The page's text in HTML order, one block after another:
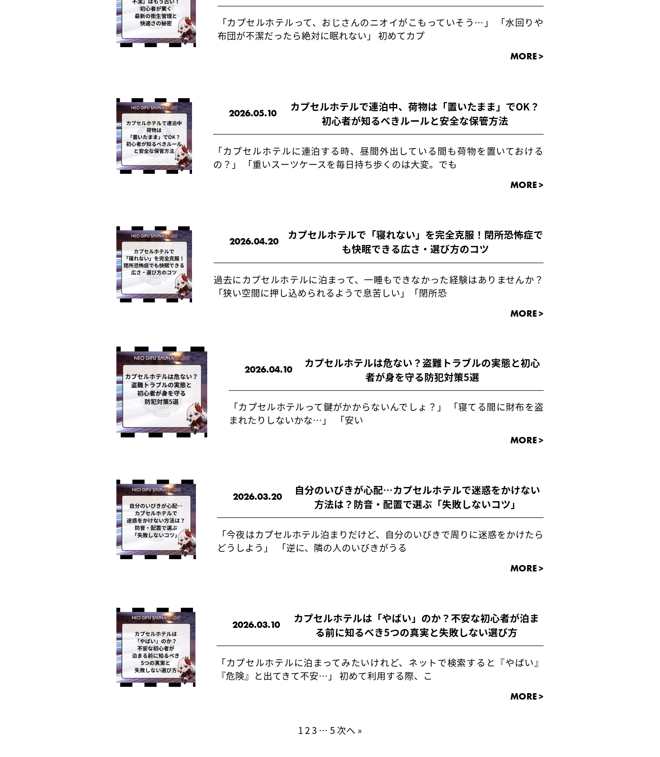
「カプセルホテルって、おじさんのニオイがこもっていそう…」 「水回りや
布団が不潔だったら絶対に眠れない」 初めてカプ
MORE >
2026.05.10
カプセルホテルで連泊中、荷物は「置いたまま」でOK？
初心者が知るべきルールと安全な保管方法
「カプセルホテルに連泊する時、昼間外出している間も荷物を置いておける
の？」 「重いスーツケースを毎日持ち歩くのは大変。でも
MORE >
2026.04.20
カプセルホテルで「寝れない」を完全克服！閉所恐怖症で
も快眠できる広さ・選び方のコツ
過去にカプセルホテルに泊まって、一睡もできなかった経験はありませんか？
「狭い空間に押し込められるようで息苦しい」「閉所恐
MORE >
2026.04.10
カプセルホテルは危ない？盗難トラブルの実態と初心
者が身を守る防犯対策5選
「カプセルホテルって鍵がかからないんでしょ？」 「寝てる間に財布を盗
まれたりしないかな…」 「安い
MORE >
2026.03.20
自分のいびきが心配…カプセルホテルで迷惑をかけない
方法は？防音・配置で選ぶ「失敗しないコツ」
「今夜はカプセルホテル泊まりだけど、自分のいびきで周りに迷惑をかけたら
どうしよう」 「逆に、隣の人のいびきがうる
MORE >
2026.03.10
カプセルホテルは「やばい」のか？不安な初心者が泊ま
る前に知るべき5つの真実と失敗しない選び方
「カプセルホテルに泊まってみたいけれど、ネットで検索すると『やばい』
『危険』と出てきて不安…」 初めて利用する際、こ
MORE >
1 23 … 5次へ »